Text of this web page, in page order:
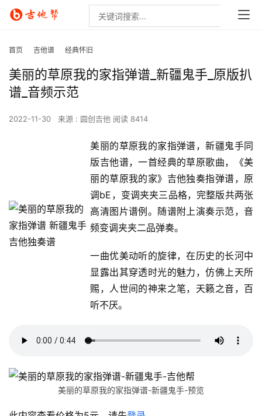
首页 吉他谱 经典怀旧
美丽的草原我的家指弹谱_新疆鬼手_原版扒
谱_音频示范
2022-11-30 来源 : 圆创吉他 阅读 8414
美丽的草原我的家指弹谱，新疆鬼手同
版吉他谱，一首经典的草原歌曲，《美
丽的草原我的家》吉他独奏指弹谱，原
调bE，变调夹夹三品格，完整版共两张
高清图片谱例。随谱附上演奏示范，音
频变调夹夹二品弹奏。
一曲优美动听的旋律，在历史的长河中
显露出其穿透时光的魅力，仿佛上天所
赐，人世间的神来之笔，天籁之音，百
听不厌。
美丽的草原我的家指弹谱-新疆鬼手-预览